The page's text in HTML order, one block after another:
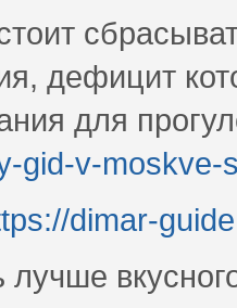
дефицит
для
gid-v-moskve-
dimar-